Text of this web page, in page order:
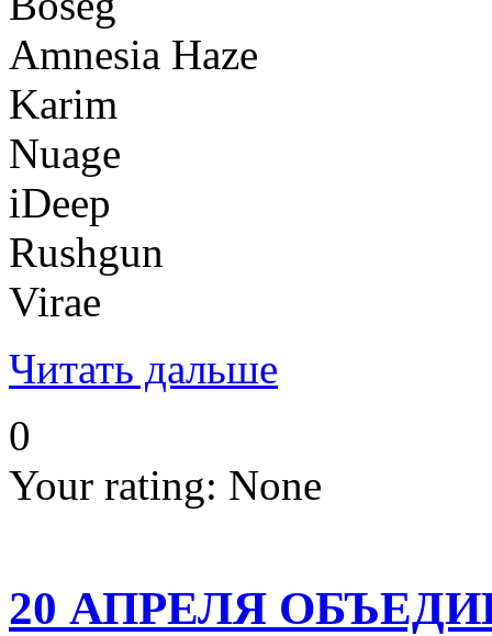
Amnesia Haze
Karim
Nuage
iDeep
Rushgun
Virae
Читать дальше
0
Your rating: None
20 АПРЕЛЯ